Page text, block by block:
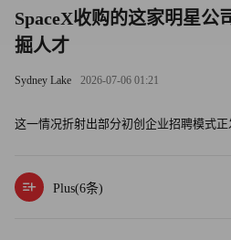
SpaceX收购的这家明星公
掘人才
Sydney Lake 2026-07-06 01:21
这一情况折射出部分初创企业招聘模式正
Plus(6条)